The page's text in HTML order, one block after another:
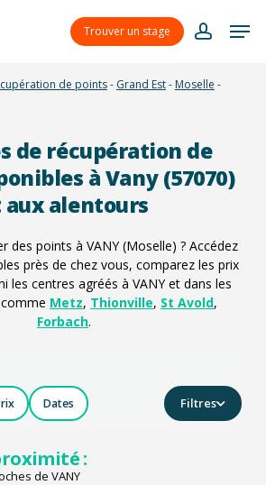
Trouver un stage
account
de points- Grand Est- Moselle -
de récupération de
à Vany (57070)
aux alentours
des points à VANY (Moselle) ? Accédez
près de chez vous, comparez les prix
les centres agréés à VANY et dans les
Metz, Thionville, St Avold,
Forbach.
Dates Filtres
:
de VANY